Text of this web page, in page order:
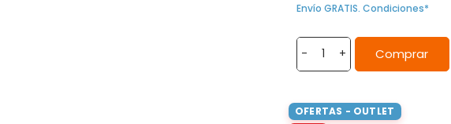
Envío GRATIS. Condiciones*
- + Comprar
OFERTAS - OUTLET